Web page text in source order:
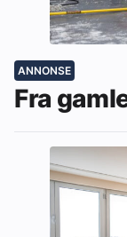
ANNONSE
Fra